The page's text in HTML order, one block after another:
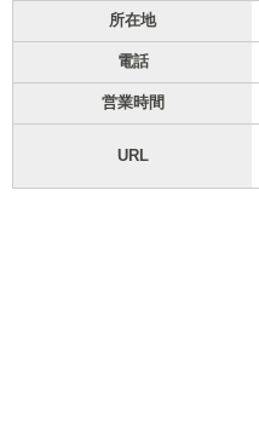
所在地
電話
営業時間
URL